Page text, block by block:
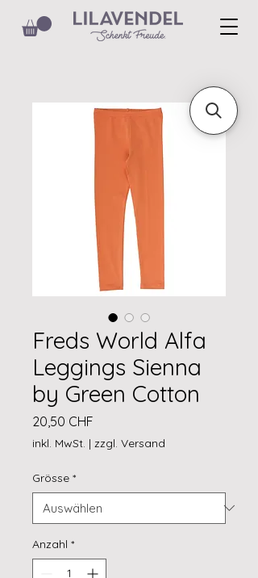
Freds World Alfa
Leggings Sienna
by Green Cotton
20,50 CHF
inkl. MwSt. | zzgl. Versand
Grösse *
Anzahl *